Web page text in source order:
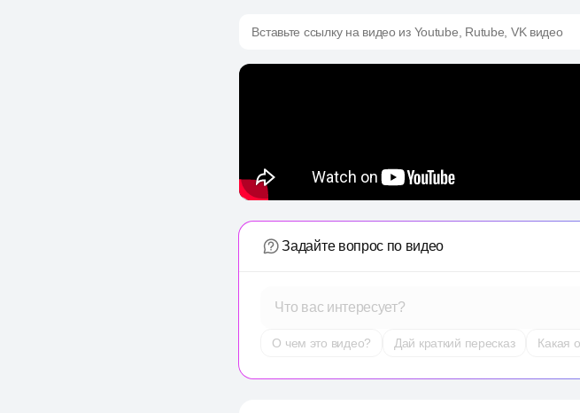
Вставьте ссылку на видео из Youtube, Rutube, VK видео
Задайте вопрос по видео
Что вас интересует?
О чем это видео? Дай краткий пересказ Какая